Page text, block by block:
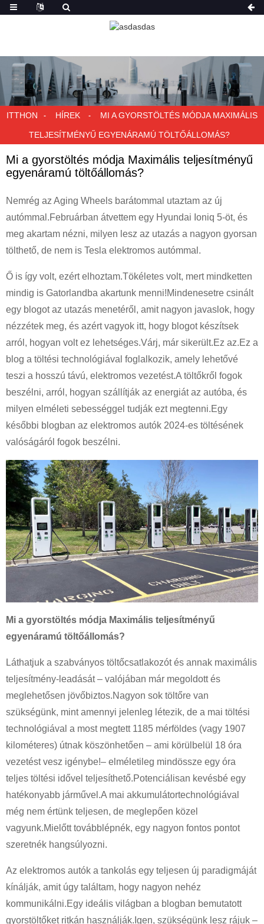
ITTHON HÍREK MI A GYORSTÖLTÉS MÓDJA MAXIMÁLIS
TELJESÍTMÉNYŰ EGYENÁRAMÚ TÖLTŐÁLLOMÁS?
Mi a gyorstöltés módja Maximális teljesítményű
egyenáramú töltőállomás?
Nemrég az Aging Wheels barátommal utaztam az új
autómmal.Februárban átvettem egy Hyundai Ioniq 5-öt, és
meg akartam nézni, milyen lesz az utazás a nagyon gyorsan
tölthető, de nem is Tesla elektromos autómmal.
Ő is így volt, ezért elhoztam.Tökéletes volt, mert mindketten
mindig is Gatorlandba akartunk menni!Mindenesetre csinált
egy blogot az utazás menetéről, amit nagyon javaslok, hogy
nézzétek meg, és azért vagyok itt, hogy blogot készítsek
arról, hogyan volt ez lehetséges.Várj, már sikerült.Ez az.Ez a
blog a töltési technológiával foglalkozik, amely lehetővé
teszi a hosszú távú, elektromos vezetést.A töltőkről fogok
beszélni, arról, hogyan szállítják az energiát az autóba, és
milyen elméleti sebességgel tudják ezt megtenni.Egy
későbbi blogban az elektromos autók 2024-es töltésének
valóságáról fogok beszélni.
Mi a gyorstöltés módja Maximális teljesítményű
egyenáramú töltőállomás?
Láthatjuk a szabványos töltőcsatlakozót és annak maximális
teljesítmény-leadását – valójában már megoldott és
meglehetősen jövőbiztos.Nagyon sok töltőre van
szükségünk, mint amennyi jelenleg létezik, de a mai töltési
technológiával a most megtett 1185 mérföldes (vagy 1907
kilométeres) útnak köszönhetően – ami körülbelül 18 óra
vezetést vesz igénybe!– elméletileg mindössze egy óra
teljes töltési idővel teljesíthető.Potenciálisan kevésbé egy
hatékonyabb járművel.A mai akkumulátortechnológiával
még nem értünk teljesen, de meglepően közel
vagyunk.Mielőtt továbblépnék, egy nagyon fontos pontot
szeretnék hangsúlyozni.
Az elektromos autók a tankolás egy teljesen új paradigmáját
kínálják, amit úgy találtam, hogy nagyon nehéz
kommunikálni.Egy ideális világban a blogban bemutatott
gyorstöltőket ritkán használják.Igen, szükségünk lesz rájuk –